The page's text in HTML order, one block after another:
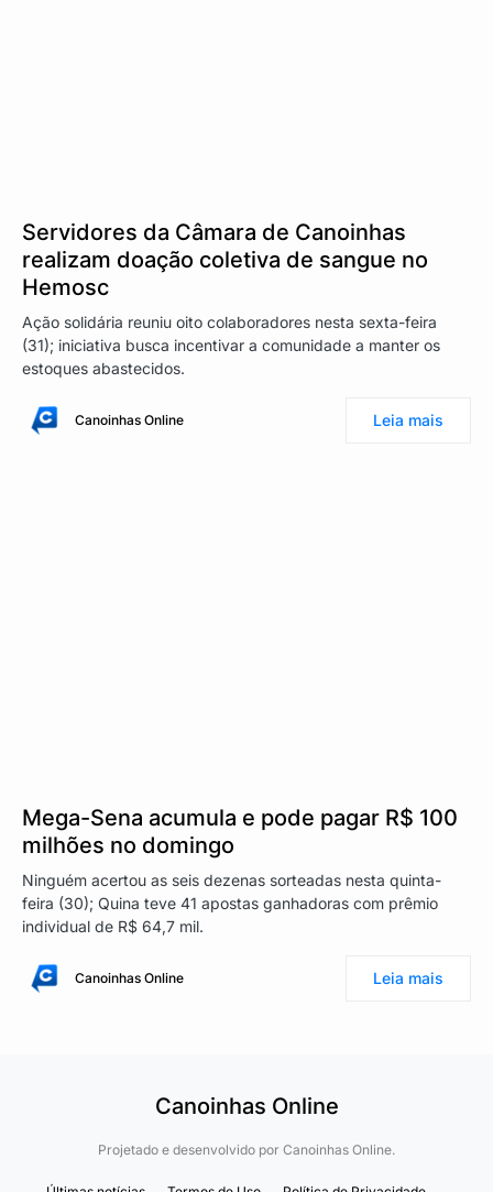
Servidores da Câmara de Canoinhas
realizam doação coletiva de sangue no
Hemosc
Ação solidária reuniu oito colaboradores nesta sexta-feira
(31); iniciativa busca incentivar a comunidade a manter os
estoques abastecidos.
Canoinhas Online Leia mais
Mega-Sena acumula e pode pagar R$ 100
milhões no domingo
Ninguém acertou as seis dezenas sorteadas nesta quinta-
feira (30); Quina teve 41 apostas ganhadoras com prêmio
individual de R$ 64,7 mil.
Canoinhas Online Leia mais
Canoinhas Online
Projetado e desenvolvido por Canoinhas Online.